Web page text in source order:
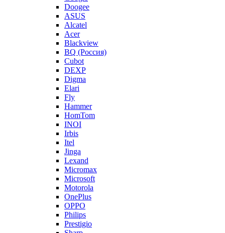
Doogee
ASUS
Alcatel
Acer
Blackview
BQ (Россия)
Cubot
DEXP
Digma
Elari
Fly
Hammer
HomTom
INOI
Irbis
Itel
Jinga
Lexand
Micromax
Microsoft
Motorola
OnePlus
OPPO
Philips
Prestigio